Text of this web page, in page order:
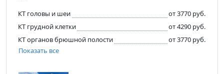
КТ головы и шеи
от 3770 руб.
КТ грудной клетки
от 4290 руб.
КТ органов брюшной полости
от 3770 руб.
Показать все